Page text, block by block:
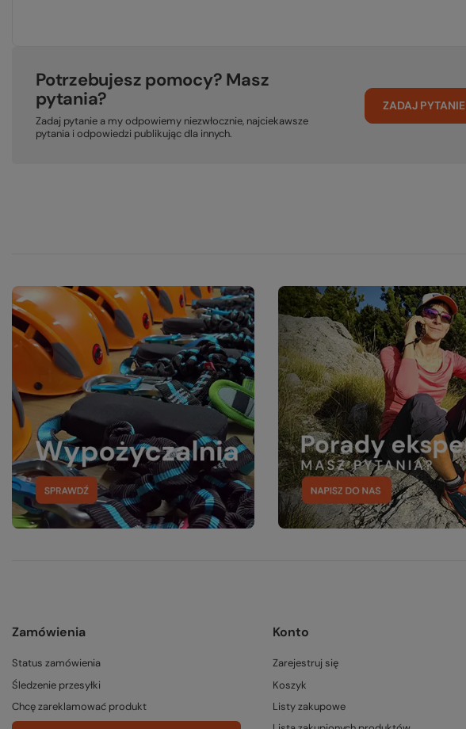
Potrzebujesz pomocy? Masz
pytania?
Zadaj pytanie a my odpowiemy niezwłocznie, najciekawsze
pytania i odpowiedzi publikując dla innych.
ZADAJ PYTANIE
Zamówienia
Status zamówienia
Śledzenie przesyłki
Chcę zareklamować produkt
Konto
Zarejestruj się
Koszyk
Listy zakupowe